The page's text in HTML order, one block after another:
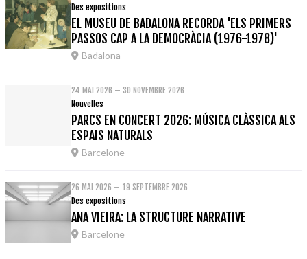
Des expositions
EL MUSEU DE BADALONA RECORDA 'ELS PRIMERS
PASSOS CAP A LA DEMOCRÀCIA (1976-1978)'
Badalona
24 MAI 2026 – 30 NOVEMBRE 2026
Nouvelles
PARCS EN CONCERT 2026: MÚSICA CLÀSSICA ALS
ESPAIS NATURALS
Barcelone
26 MAI 2026 – 19 SEPTEMBRE 2026
Des expositions
ANA VIEIRA: LA STRUCTURE NARRATIVE
Barcelone